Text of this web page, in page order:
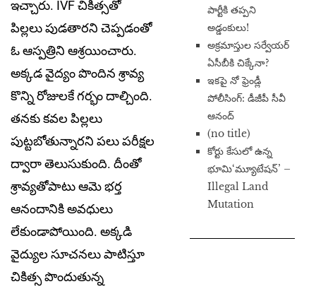
ఇచ్చారు. IVF చికిత్సతో
పిల్ల‌లు పుడతార‌ని చెప్ప‌డంతో
ఓ ఆస్ప‌త్రిని ఆశ్ర‌యించారు.
అక్క‌డ వైద్యం పొందిన శ్రావ్య
కొన్ని రోజుల‌కే గ‌ర్భం దాల్చింది.
త‌న‌కు క‌వ‌ల పిల్ల‌లు
పుట్ట‌బోతున్నార‌ని ప‌లు ప‌రీక్ష‌ల
ద్వారా తెలుసుకుంది. దీంతో
శ్రావ్య‌తోపాటు ఆమె భ‌ర్త
ఆనందానికి అవ‌ధులు
లేకుండాపోయింది. అక్క‌డి
వైద్యుల సూచ‌న‌లు పాటిస్తూ
చికిత్స పొందుతున్న
పార్టీకి తప్పని
అడ్డంకులు!
అక్రమాస్తుల సర్వేయర్
ఏసీబీకి చిక్కేనా?
ఇకపై నో ఫ్రెండ్లీ
పోలీసింగ్: డీజీపీ సీవీ
ఆనంద్
(no title)
​కోర్టు కేసులో ఉన్న
భూమి‘మ్యూటేషన్’ –
Illegal Land
Mutation